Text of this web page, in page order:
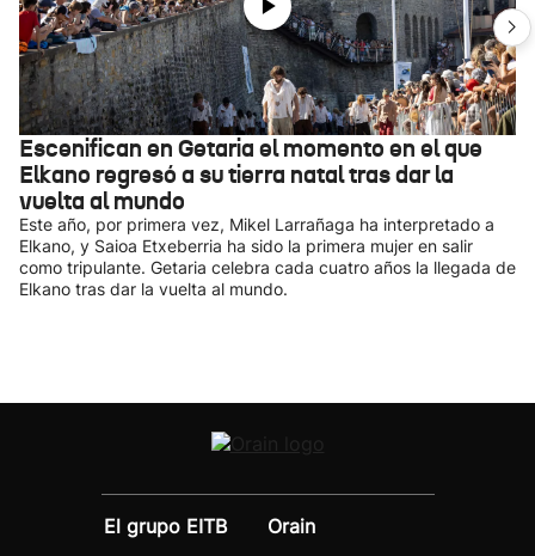
Escenifican en Getaria el momento en el que
Elkano regresó a su tierra natal tras dar la
vuelta al mundo
Este año, por primera vez, Mikel Larrañaga ha interpretado a
Elkano, y Saioa Etxeberria ha sido la primera mujer en salir
como tripulante. Getaria celebra cada cuatro años la llegada de
Elkano tras dar la vuelta al mundo.
El grupo EITB
Orain